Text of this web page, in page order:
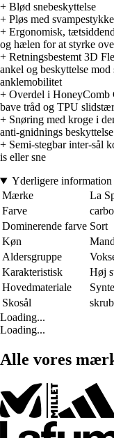
+ Blød snebeskyttelse
+ Pløs med
+ Ergonomisk,
og hælen for at styrke
+ Retningsbestemt 3D
ankel og beskyttelse
anklemobilitet
+ Overdel i
bave tråd og TPU
+ Snøring med kroge i
anti-gnidnings
+ Semi-stegbar inter-sål
is eller sne
Yderligere information
Mærke
La
Farve
Dominerende farve Sort
Køn
Mand
Aldersgruppe
Karakteristisk
Høj
Hovedmateriale
Skosål
Loading...
Loading...
Alle vores